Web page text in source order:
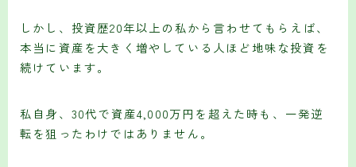
しかし、投資歴20年以上の私から言わせてもらえば、
本当に資産を大きく増やしている人ほど地味な投資を
続けています。
私自身、30代で資産4,000万円を超えた時も、一発逆
転を狙ったわけではありません。